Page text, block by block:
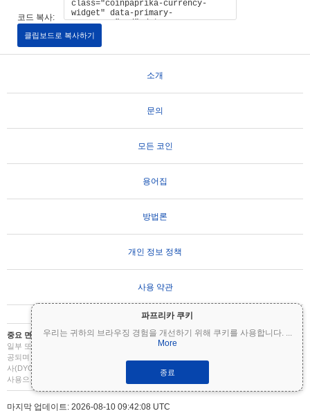
파프리카 쿠키
우리는 귀하의 브라우징 경험을 개선하기 위해 쿠키를 사용합니다. ...
More
종료
코드 복사:
클립보드로 복사하기
소개
문의
모든 코인
용어집
방법론
개인 정보 정책
사용 약관
중요 면책 조항: 암호화폐는 변동성이 매우 높으며 상당한 위험을 수반합니다. 투자금의
일부 또는 전부를 잃을 수 있습니다. Coinpaprika의 모든 정보는 정보 제공 목적으로만 제
공되며 재무 또는 투자 조언을 구성하지 않습니다. 투자 결정을 내리기 전에 항상 직접 조
사(DYOR)를 수행하고 자격을 갖춘 재무 고문과 상담하십시오. Coinpaprika는 이 정보의
사용으로 인한 손실에 대해 책임을 지지 않습니다.
마지막 업데이트: 2026-08-10 09:42:08 UTC